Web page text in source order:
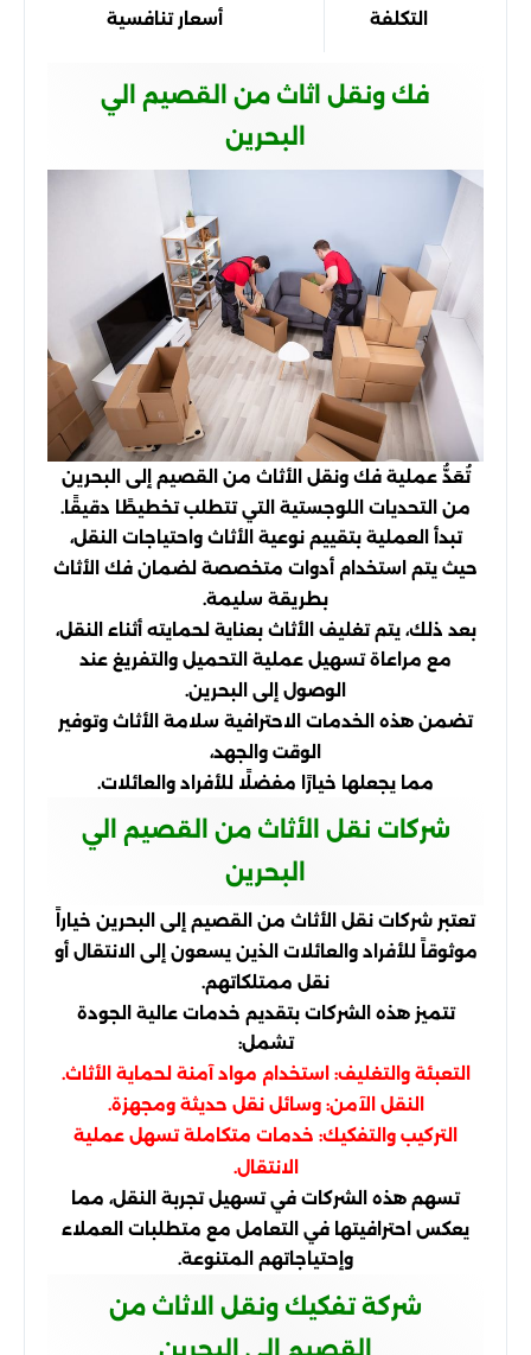
التكلفة أسعار تنافسية
فك ونقل اثاث من القصيم الي
البحرين
تُعَدُّ عملية فك ونقل الأثاث من القصيم إلى البحرين
من التحديات اللوجستية التي تتطلب تخطيطًا دقيقًا.
تبدأ العملية بتقييم نوعية الأثاث واحتياجات النقل،
حيث يتم استخدام أدوات متخصصة لضمان فك الأثاث
بطريقة سليمة.
بعد ذلك، يتم تغليف الأثاث بعناية لحمايته أثناء النقل،
مع مراعاة تسهيل عملية التحميل والتفريغ عند
الوصول إلى البحرين.
تضمن هذه الخدمات الاحترافية سلامة الأثاث وتوفير
الوقت والجهد،
مما يجعلها خيارًا مفضلًا للأفراد والعائلات.
شركات نقل الأثاث من القصيم الي
البحرين
تعتبر شركات نقل الأثاث من القصيم إلى البحرين خياراً
موثوقاً للأفراد والعائلات الذين يسعون إلى الانتقال أو
نقل ممتلكاتهم.
تتميز هذه الشركات بتقديم خدمات عالية الجودة
تشمل:
التعبئة والتغليف: استخدام مواد آمنة لحماية الأثاث.
النقل الآمن: وسائل نقل حديثة ومجهزة.
التركيب والتفكيك: خدمات متكاملة تسهل عملية
الانتقال.
تسهم هذه الشركات في تسهيل تجربة النقل، مما
يعكس احترافيتها في التعامل مع متطلبات العملاء
وإحتياجاتهم المتنوعة.
شركة تفكيك ونقل الاثاث من